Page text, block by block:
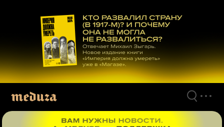
материалам